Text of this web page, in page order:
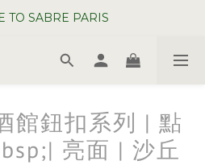
TO SABRE PARIS
TO SABRE PARIS
中慶全館 88 折
館鈕扣系列 | 點
亮面 | 沙丘